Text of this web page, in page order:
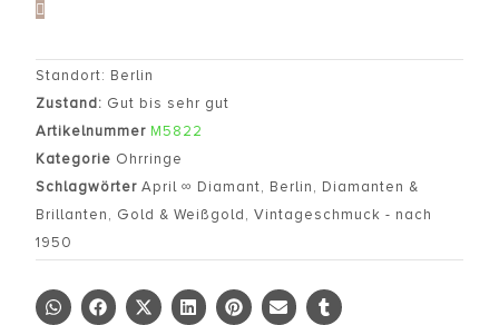
Standort: Berlin
Zustand: Gut bis sehr gut
Artikelnummer M5822
Kategorie Ohrringe
Schlagwörter April ∞ Diamant, Berlin, Diamanten &
Brillanten, Gold & Weißgold, Vintageschmuck - nach
1950